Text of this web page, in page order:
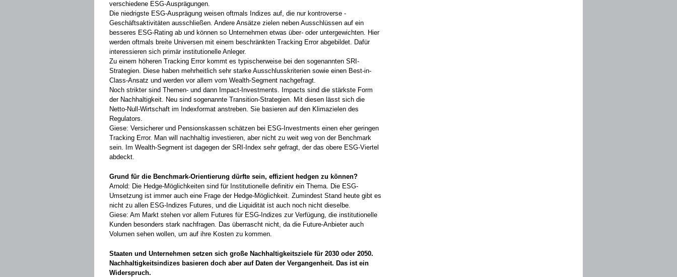
verschiedene ESG-Ausprägungen.
Die niedrigste ESG-Ausprägung weisen ­oftmals Indizes auf, die nur kontroverse ­
Geschäftsaktivitäten ausschließen. Andere Ansätze zielen neben Ausschlüssen auf ein
besseres ESG-Rating ab und können so ­Unternehmen etwas über- oder untergewichten. Hier
werden oftmals breite Universen mit einem beschränkten Tracking Error abgebildet. Dafür
interessieren sich primär institutionelle Anleger.
Zu einem höheren Tracking Error kommt es typischerweise bei den sogenannten SRI-
Strategien. Diese haben mehrheitlich sehr starke ­Ausschlusskriterien sowie einen Best-in-
Class-Ansatz und ­werden vor allem vom Wealth-Segment nachgefragt.
Noch strikter sind Themen- und dann Impact-Investments. Impacts sind die stärkste Form
der Nachhaltigkeit. Neu sind sogenannte ­Transition-Strategien. Mit diesen lässt sich die
Netto-Null-Wirtschaft im ­Indexformat anstreben. Sie basieren auf den ­Klimazielen des
Regulators.
Giese: Versicherer und Pensionskassen schätzen bei ESG-Investments einen eher geringen
Tracking Error. Man will nachhaltig investieren, aber nicht zu weit weg von der Benchmark
sein. Im Wealth-Segment ist dagegen der SRI-Index sehr gefragt, der das obere ESG-Viertel
abdeckt.
Grund für die Benchmark-Orientierung dürfte sein, effizient hedgen zu können?
Arnold: Die Hedge-Möglichkeiten sind für Institutionelle definitiv ein Thema. Die ESG-
Umsetzung ist immer auch eine Frage der Hedge-Möglichkeit. Zumindest Stand heute gibt es
nicht zu allen ESG-Indizes ­Futures, und die Liquidität ist auch noch nicht dieselbe.
Giese: Am Markt stehen vor allem Futures für ESG-Indizes zur Verfügung, die institutionelle
Kunden besonders stark nach­fragen. Das überrascht nicht, da die Future-Anbieter auch
Volumen sehen wollen, um auf ihre Kosten zu kommen.
Staaten und Unternehmen setzen sich große Nachhaltigkeitsziele für 2030 oder 2050.
Nachhaltigkeitsindizes basieren doch aber auf Daten der Vergangenheit. Das ist ein
Widerspruch.